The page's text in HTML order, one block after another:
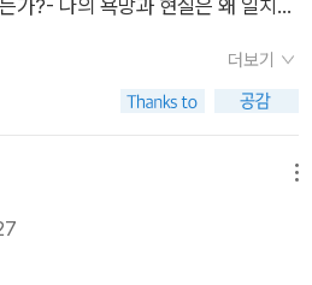
암시하는 것이다. 예를 들어 언어는
를 일치시키는 만돌라이고, 바흐의
면은 잔잔한 음조와 거슬리는 음조
. 뭐 당장은 만돌라가 뭔지 모르더라
을 찾으려고 하는 관점은 즉시전력
것 같다. 추상적이고 계시적인 문
. 위안과 영감을 주지만 동시에 읽
짜를 구분하지 못한다. 따라서 가짜
한 자아로 재탄생 할 수 있음을 강조
않는다면, 자신의 내면 속에서 꿈
, 감추어진 바람, 콤플렉스, 트라우
을 향한 마녀사냥을 시작하게 되기
없었던 내면의 숨겨진 욕망을 오
그토록 증오하던 욕망, 부끄럽고 수
전가했는가?- 나는 참다운 나self를
늘shadow은 나에게 어떠한 영향
어떠한 삶의 태도의 변화를 주었는
둥대다가 괴로워한 적은 없는가?-
적은 없는가?- 나는 가족 간의 관
?- 선한 쪽으로만 나를 다그친 적은
더보기